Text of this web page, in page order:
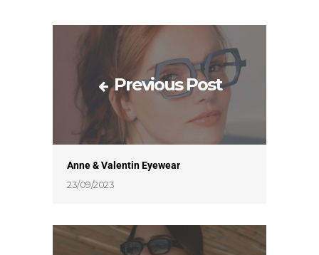
Previous Post
Anne & Valentin Eyewear
23/09/2023